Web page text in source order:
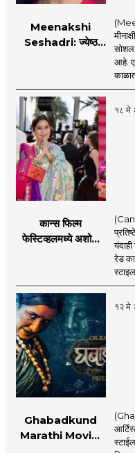
Meenakshi
Seshadri: ज्येष्ठ
सेलिब्रिटी संस्कृतीवर
जोरदार टीका, नेमकं
काय म्हणाली?
सोशल
आहे.
१८ मे
कान्स फिल्म
फेस्टिव्हलमध्ये अशोक
रेड कार्पेट लूक
रेड
१२ मे
Ghabadkund
Marathi Movie: